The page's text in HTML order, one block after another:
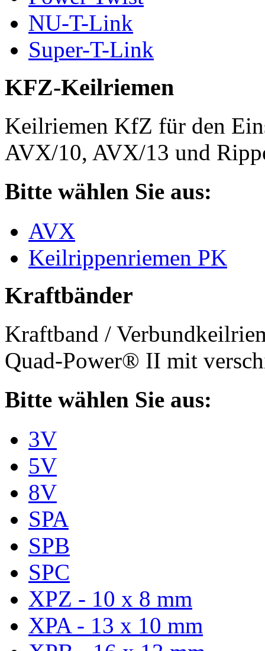
NU-T-Link
Super-T-Link
KFZ-Keilriemen
Keilriemen KfZ für den
AVX/10, AVX/13 und
Bitte wählen Sie aus:
AVX
Keilrippenriemen PK
Kraftbänder
Kraftband /
Quad-Power® II mit
Bitte wählen Sie aus:
3V
5V
8V
SPA
SPB
SPC
XPZ - 10 x 8 mm
XPA - 13 x 10 mm